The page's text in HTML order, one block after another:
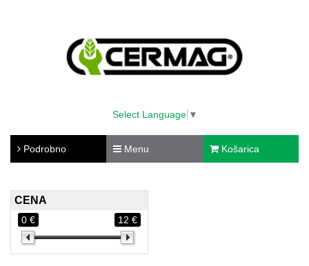
Select Language ▼
Podrobno Menu Košarica
CENA
0 € 12 €